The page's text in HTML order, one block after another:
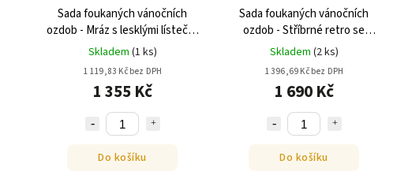
Sada foukaných vánočních
ozdob - Mráz s lesklými lístečky
- srdíčka
Skladem (1 ks)
1 119,83 Kč bez DPH
1 355 Kč
Do košíku
Sada foukaných vánočních
ozdob - Stříbrné retro se
srdíčky
Skladem (2 ks)
1 396,69 Kč bez DPH
1 690 Kč
Do košíku